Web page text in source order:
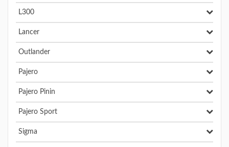
L300
Lancer
Outlander
Pajero
Pajero Pinin
Pajero Sport
Sigma